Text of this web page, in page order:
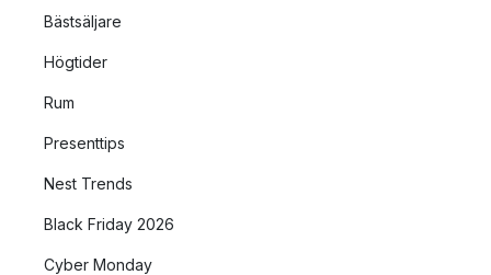
Bästsäljare
Högtider
Rum
Presenttips
Nest Trends
Black Friday 2026
Cyber Monday